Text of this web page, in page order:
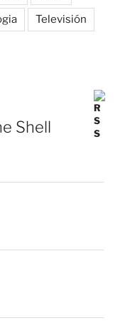
Televisión
Shell